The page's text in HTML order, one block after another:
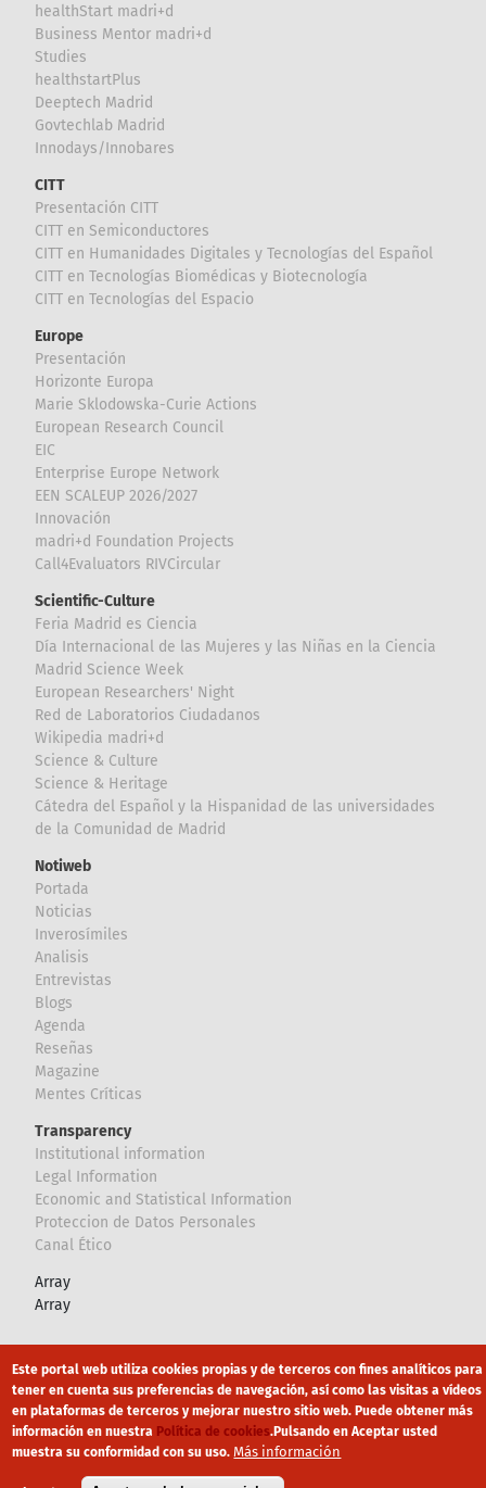
healthStart madri+d
Business Mentor madri+d
Studies
healthstartPlus
Deeptech Madrid
Govtechlab Madrid
Innodays/Innobares
CITT
Presentación CITT
CITT en Semiconductores
CITT en Humanidades Digitales y Tecnologías del Español
CITT en Tecnologías Biomédicas y Biotecnología
CITT en Tecnologías del Espacio
Europe
Presentación
Horizonte Europa
Marie Sklodowska-Curie Actions
European Research Council
EIC
Enterprise Europe Network
EEN SCALEUP 2026/2027
Innovación
madri+d Foundation Projects
Call4Evaluators RIVCircular
Scientific-Culture
Feria Madrid es Ciencia
Día Internacional de las Mujeres y las Niñas en la Ciencia
Madrid Science Week
European Researchers' Night
Red de Laboratorios Ciudadanos
Wikipedia madri+d
Science & Culture
Science & Heritage
Cátedra del Español y la Hispanidad de las universidades
de la Comunidad de Madrid
Notiweb
Portada
Noticias
Inverosímiles
Analisis
Entrevistas
Blogs
Agenda
Reseñas
Magazine
Mentes Críticas
Transparency
Institutional information
Legal Information
Economic and Statistical Information
Proteccion de Datos Personales
Canal Ético
Array
Array
Canal Ético eduroam Mapa Web
Política privacidad Política de cookies Aviso legal
Este portal web utiliza cookies propias y de terceros con fines analíticos para
tener en cuenta sus preferencias de navegación, así como las visitas a vídeos
en plataformas de terceros y mejorar nuestro sitio web. Puede obtener más
información en nuestra Política de cookies.Pulsando en Aceptar usted
muestra su conformidad con su uso. Más información